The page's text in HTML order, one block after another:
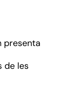
presenta
de les